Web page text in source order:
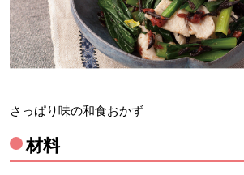
さっぱり味の和食おかず
材料